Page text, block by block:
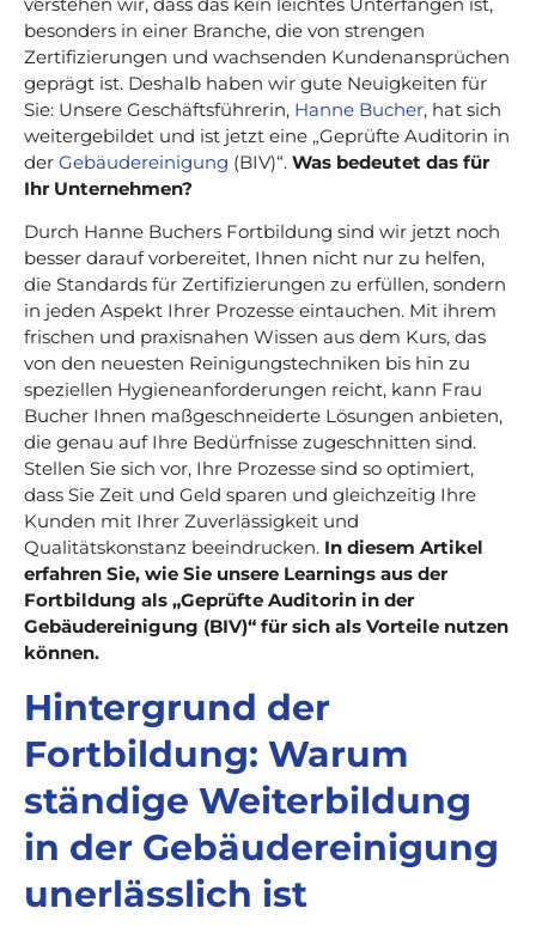
besonders in einer Branche, die von strengen
Zertifizierungen und wachsenden Kundenansprüchen
geprägt ist. Deshalb haben wir gute Neuigkeiten für
Sie: Unsere Geschäftsführerin, Hanne Bucher, hat sich
weitergebildet und ist jetzt eine „Geprüfte Auditorin in
der Gebäudereinigung (BIV)“. Was bedeutet das für
Ihr Unternehmen?
Durch Hanne Buchers Fortbildung sind wir jetzt noch
besser darauf vorbereitet, Ihnen nicht nur zu helfen,
die Standards für Zertifizierungen zu erfüllen, sondern
in jeden Aspekt Ihrer Prozesse eintauchen. Mit ihrem
frischen und praxisnahen Wissen aus dem Kurs, das
von den neuesten Reinigungstechniken bis hin zu
speziellen Hygieneanforderungen reicht, kann Frau
Bucher Ihnen maßgeschneiderte Lösungen anbieten,
die genau auf Ihre Bedürfnisse zugeschnitten sind.
Stellen Sie sich vor, Ihre Prozesse sind so optimiert,
dass Sie Zeit und Geld sparen und gleichzeitig Ihre
Kunden mit Ihrer Zuverlässigkeit und
Qualitätskonstanz beeindrucken. In diesem Artikel
erfahren Sie, wie Sie unsere Learnings aus der
Fortbildung als „Geprüfte Auditorin in der
Gebäudereinigung (BIV)“ für sich als Vorteile nutzen
können.
Hintergrund der
Fortbildung: Warum
ständige Weiterbildung
in der Gebäudereinigung
unerlässlich ist